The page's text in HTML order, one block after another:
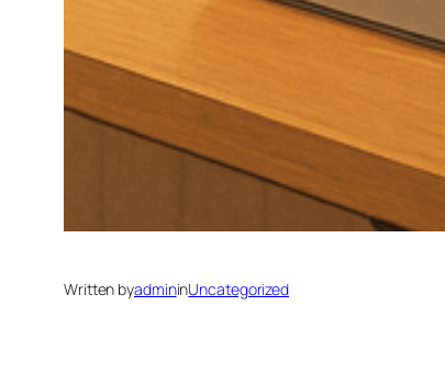
Written byadmininUncategorized